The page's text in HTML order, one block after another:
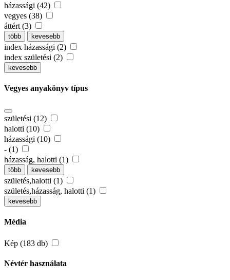
házassági (42)
vegyes (38)
áttért (3)
több kevesebb
index házassági (2)
index születési (2)
kevesebb
Vegyes anyakönyv típus
születési (12)
halotti (10)
házassági (10)
- (1)
házasság, halotti (1)
több kevesebb
születés,halotti (1)
születés,házasság, halotti (1)
kevesebb
Média
Kép (183 db)
Névtér használata